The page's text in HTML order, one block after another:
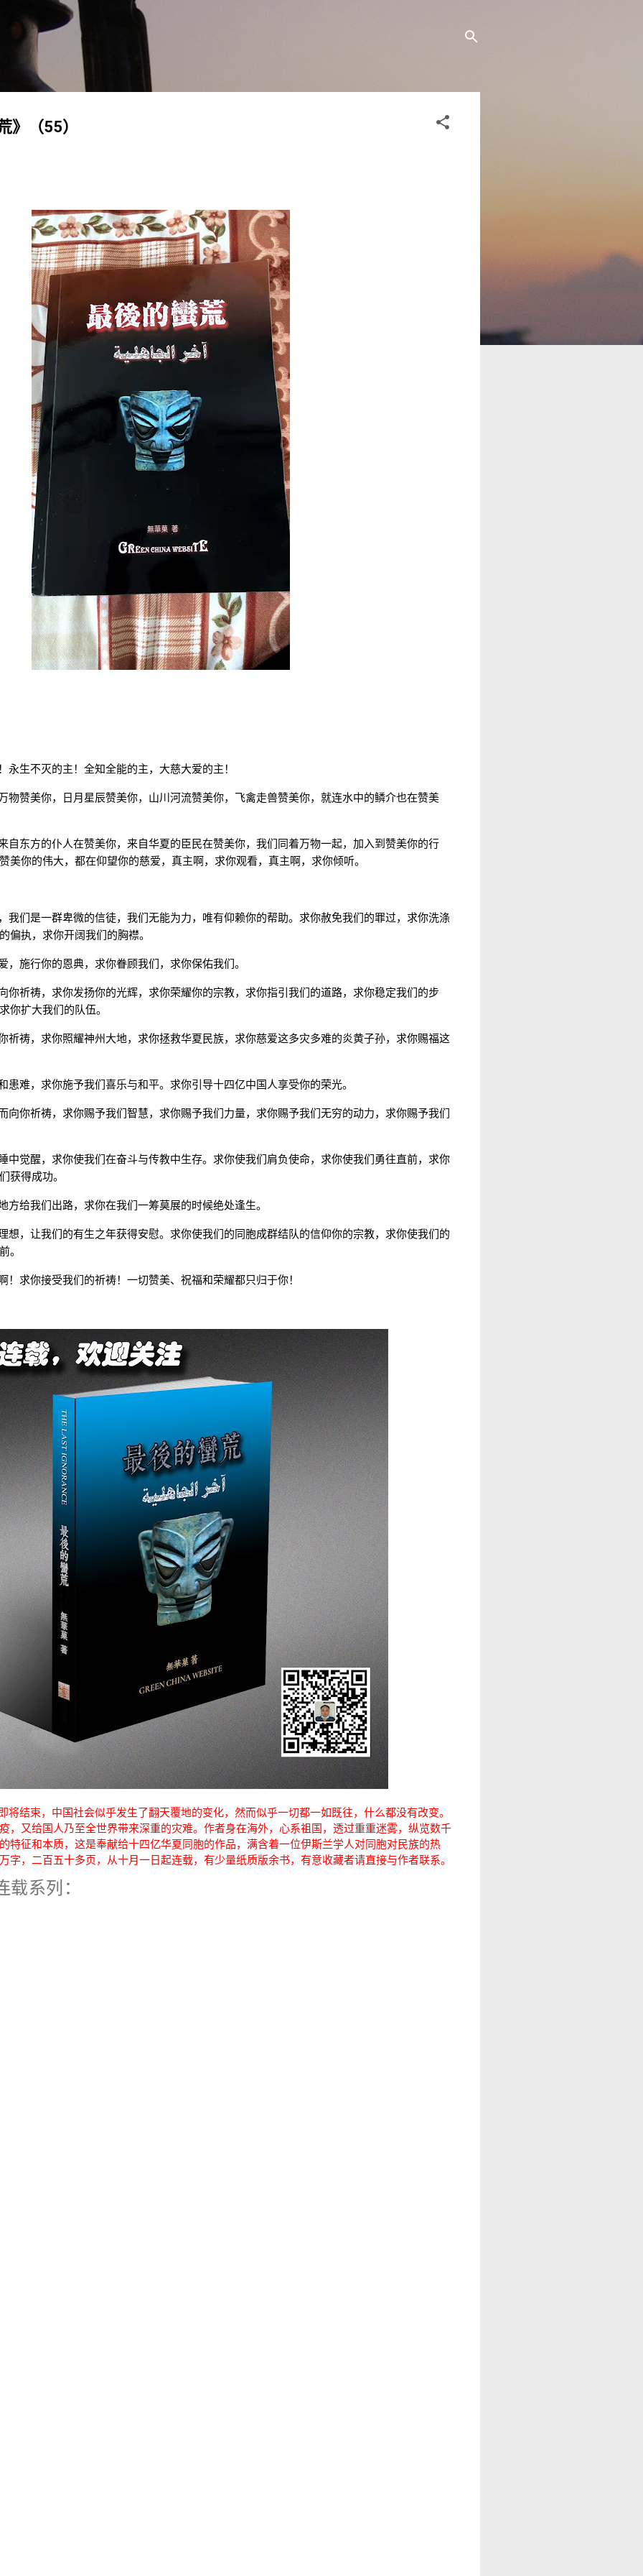
跳至主要内容
》（55）
永生不灭的主！全知全能的主，大慈大爱的主！
物赞美你，日月星辰赞美你，山川河流赞美你，飞禽走兽赞美你，就连水中的鳞介也在赞美
自东方的仆人在赞美你，来自华夏的臣民在赞美你，我们同着万物一起，加入到赞美你的行
美你的伟大，都在仰望你的慈爱，真主啊，求你观看，真主啊，求你倾听。
我们是一群卑微的信徒，我们无能为力，唯有仰赖你的帮助。求你赦免我们的罪过，求你洗涤
偏执，求你开阔我们的胸襟。
，施行你的恩典，求你眷顾我们，求你保佑我们。
你祈祷，求你发扬你的光辉，求你荣耀你的宗教，求你指引我们的道路，求你稳定我们的步
你扩大我们的队伍。
祈祷，求你照耀神州大地，求你拯救华夏民族，求你慈爱这多灾多难的炎黄子孙，求你赐福这
患难，求你施予我们喜乐与和平。求你引导十四亿中国人享受你的荣光。
向你祈祷，求你赐予我们智慧，求你赐予我们力量，求你赐予我们无穷的动力，求你赐予我们
中觉醒，求你使我们在奋斗与传教中生存。求你使我们肩负使命，求你使我们勇往直前，求你
获得成功。
方给我们出路，求你在我们一筹莫展的时候绝处逢生。
想，让我们的有生之年获得安慰。求你使我们的同胞成群结队的信仰你的宗教，求你使我们的
。
！求你接受我们的祈祷！一切赞美、祝福和荣耀都只归于你！
将结束，中国社会似乎发生了翻天覆地的变化，然而似乎一切都一如既往，什么都没有改变。
，又给国人乃至全世界带来深重的灾难。作者身在海外，心系祖国，透过重重迷雾，纵览数千
特征和本质，这是奉献给十四亿华夏同胞的作品，满含着一位伊斯兰学人对同胞对民族的热
字，二百五十多页，从十月一日起连载，有少量纸质版余书，有意收藏者请直接与作者联系。
系列：